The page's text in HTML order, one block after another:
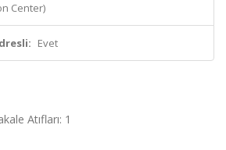
Center)
Evet
Atıfları: 1